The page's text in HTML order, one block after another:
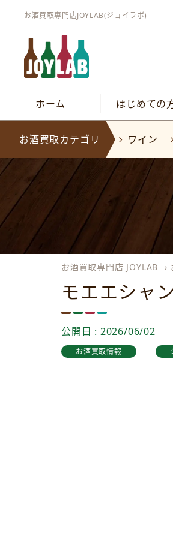
お酒買取専門店JOYLAB(ジョイラボ)
ホーム はじめての
お酒買取カテゴリ ワイン
お酒買取専門店 JOYLAB ›
モエエシャ
公開日 : 2026/06/02
お酒買取情報